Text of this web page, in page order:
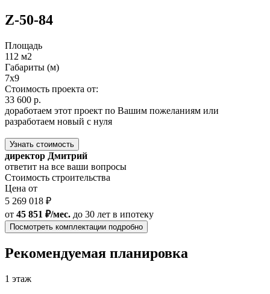
Z-50-84
Площадь
112 м2
Габариты (м)
7x9
Стоимость проекта от:
33 600 р.
доработаем этот проект по Вашим пожеланиям или
разработаем новый с нуля
Узнать стоимость
директор Дмитрий
ответит на все ваши вопросы
Стоимость строительства
Цена от
5 269 018 ₽
от 45 851 ₽/мес. до 30 лет в ипотеку
Посмотреть комплектации подробно
Рекомендуемая планировка
1 этаж